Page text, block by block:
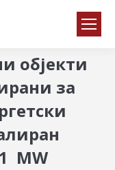
објекти
за
MW